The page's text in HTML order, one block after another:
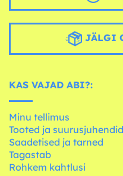
JÄLGI
KAS VAJAD ABI?:
Minu tellimus
Tooted ja suurusjuhendid
Saadetised ja tarned
Tagastab
Rohkem kahtlusi